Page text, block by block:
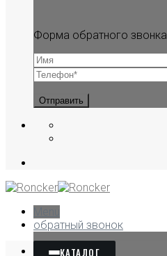
Форма обратного звонка
обратный звонок
КАТАЛОГ